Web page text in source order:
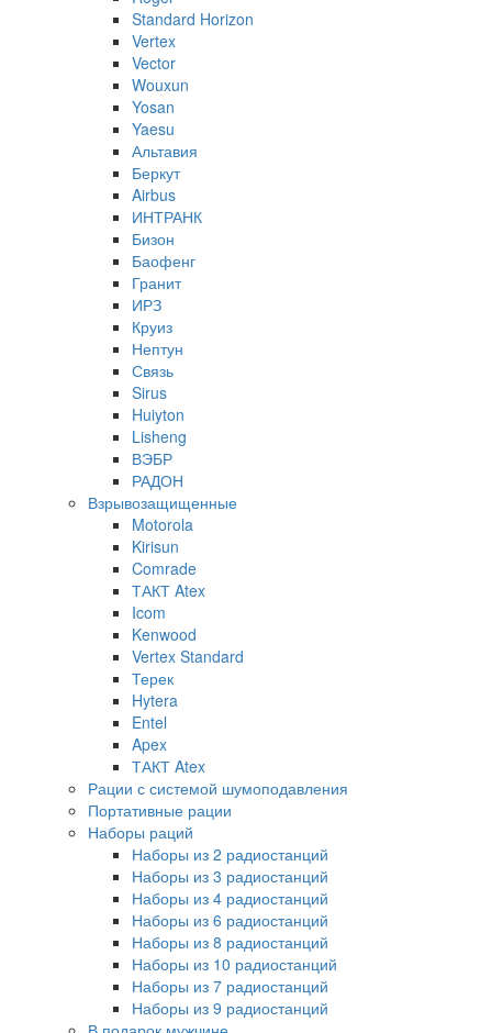
Standard Horizon
Vertex
Vector
Wouxun
Yosan
Yaesu
Альтавия
Беркут
Airbus
ИНТРАНК
Бизон
Баофенг
Гранит
ИРЗ
Круиз
Нептун
Связь
Sirus
Huiyton
Lisheng
ВЭБР
РАДОН
Взрывозащищенные
Motorola
Kirisun
Comrade
ТАКТ Atex
Icom
Kenwood
Vertex Standard
Терек
Hytera
Entel
Apex
ТАКТ Atex
Рации с системой шумоподавления
Портативные рации
Наборы раций
Наборы из 2 радиостанций
Наборы из 3 радиостанций
Наборы из 4 радиостанций
Наборы из 6 радиостанций
Наборы из 8 радиостанций
Наборы из 10 радиостанций
Наборы из 7 радиостанций
Наборы из 9 радиостанций